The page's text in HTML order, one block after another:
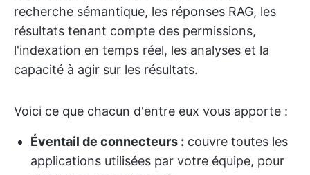
recherche sémantique, les réponses RAG, les
résultats tenant compte des permissions,
l'indexation en temps réel, les analyses et la
capacité à agir sur les résultats.
Voici ce que chacun d'entre eux vous apporte :
Éventail de connecteurs : couvre toutes les
applications utilisées par votre équipe, pour